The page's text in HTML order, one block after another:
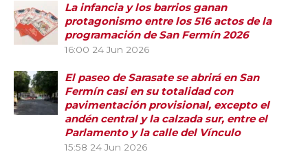
La infancia y los barrios ganan
protagonismo entre los 516 actos de la
programación de San Fermín 2026
16:00 24 Jun 2026
El paseo de Sarasate se abrirá en San
Fermín casi en su totalidad con
pavimentación provisional, excepto el
andén central y la calzada sur, entre el
Parlamento y la calle del Vínculo
15:58 24 Jun 2026